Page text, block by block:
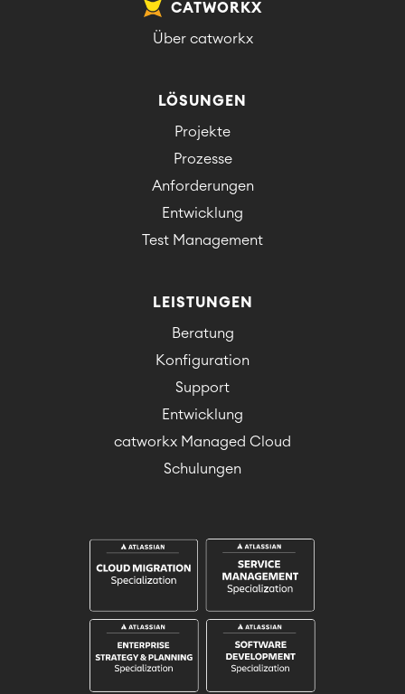
CATWORKX
Über catworkx
LÖSUNGEN
Projekte
Prozesse
Anforderungen
Entwicklung
Test Management
LEISTUNGEN
Beratung
Konfiguration
Support
Entwicklung
catworkx Managed Cloud
Schulungen